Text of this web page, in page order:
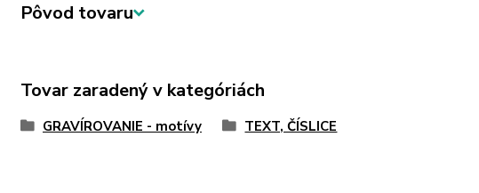
Pôvod tovaru
Tovar zaradený v kategóriách
GRAVÍROVANIE - motívy TEXT, ČÍSLICE